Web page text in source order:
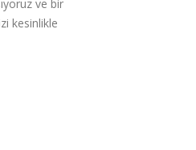
ve bir
kesinlikle